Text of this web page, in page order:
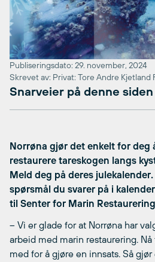
Publiseringsdato: 29. november, 2024
Skrevet av: Privat: Tore Andre Kjetland
Snarveier på denne siden
Norrøna gjør det enkelt for deg
restaurere tareskogen langs
Meld deg på deres
spørsmål du svarer på i
til Senter for Marin
– Vi er glade for at Norrøna har
arbeid med marin restaurering.
med for å gjøre en innsats. Så